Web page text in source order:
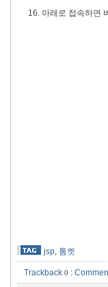
16. 아래로 접속하면
jsp, 톰켓
Trackback 0 :